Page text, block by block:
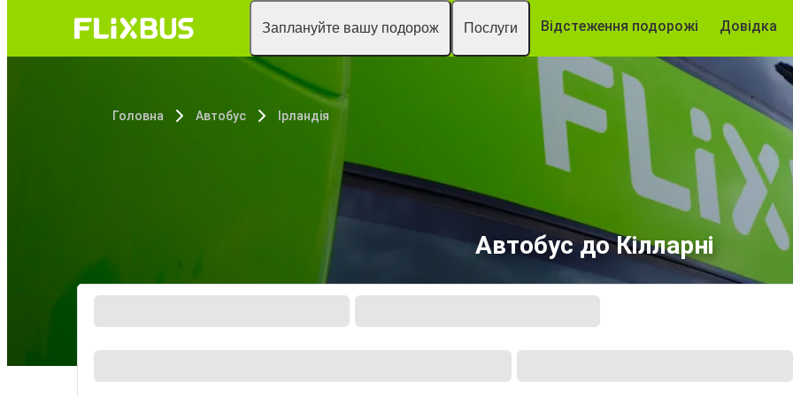
Заплануйте вашу подорож Послуги Відстеження подорожі Довідка
Головна Автобус Ірландія
Автобус до Кілларні